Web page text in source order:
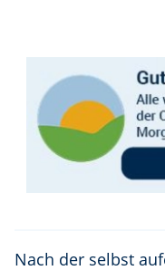
Nach der selbst